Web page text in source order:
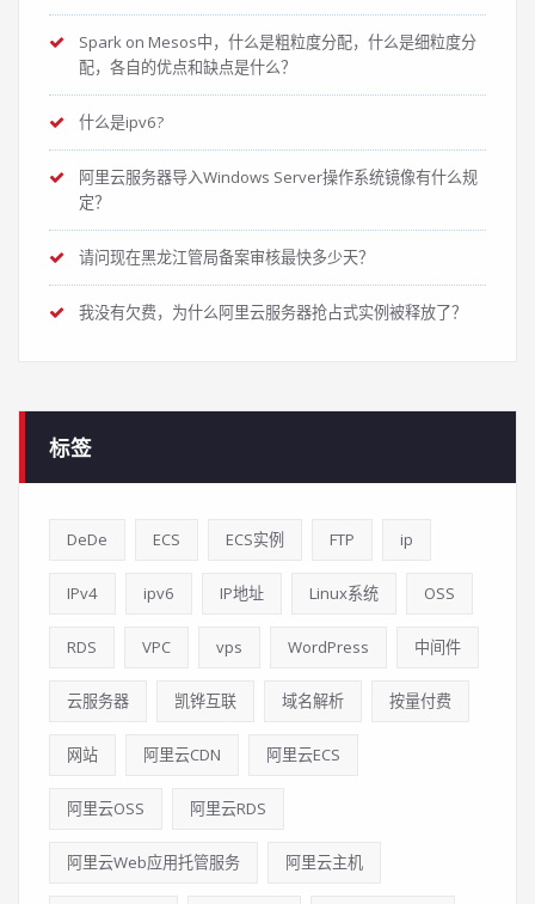
Spark on Mesos中，什么是粗粒度分配，什么是细粒度分
配，各自的优点和缺点是什么？
什么是ipv6?
阿里云服务器导入Windows Server操作系统镜像有什么规
定？
请问现在黑龙江管局备案审核最快多少天？
我没有欠费，为什么阿里云服务器抢占式实例被释放了？
标签
DeDe ECS ECS实例 FTP ip
IPv4 ipv6 IP地址 Linux系统 OSS
RDS VPC vps WordPress 中间件
云服务器 凯铧互联 域名解析 按量付费
网站 阿里云CDN 阿里云ECS
阿里云OSS 阿里云RDS
阿里云Web应用托管服务 阿里云主机